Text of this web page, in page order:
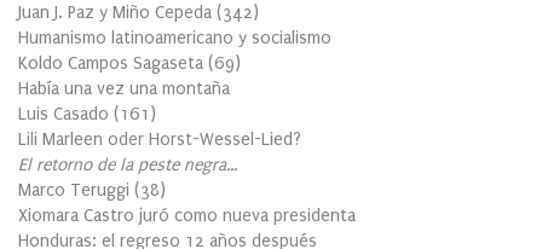
Juan J. Paz y Miño Cepeda (342)
Humanismo latinoamericano y socialismo
Koldo Campos Sagaseta (69)
Había una vez una montaña
Luis Casado (161 )
Lili Marleen oder Horst-Wessel-Lied?
El retorno de la peste negra…
Marco Teruggi (38)
Xiomara Castro juró como nueva presidenta
Honduras: el regreso 12 años después